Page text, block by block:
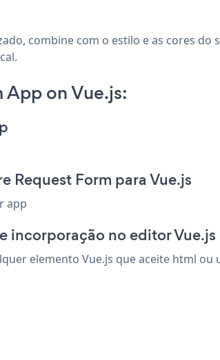
combine com o estilo e as cores
App on Vue.js:
Request Form para Vue.js
app
incorporação no editor Vue.js
elemento Vue.js que aceite html